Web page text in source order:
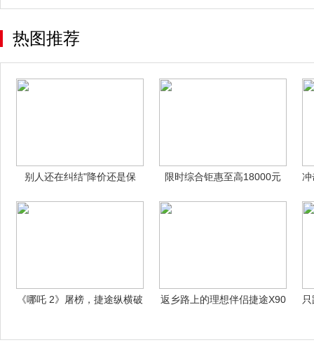
热图推荐
别人还在纠结"降价还是保
限时综合钜惠至高18000元
冲
《哪吒 2》屠榜，捷途纵横破
返乡路上的理想伴侣捷途X90